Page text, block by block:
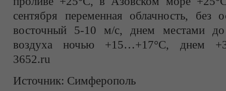
сентября переменная облачность, без
восточный 5-10 м/с, днем местами
воздуха ночью +15…+17°С, днем
3652.ru
Источник: Симферополь